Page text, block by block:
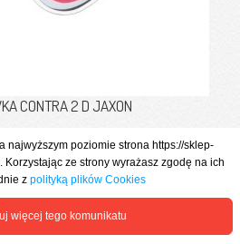
CONTRA 2 D JAXON
6,72 zł
więcej
najwyższym poziomie strona https://sklep-
ze strony wyrażasz zgodę na ich
zpolityką plików Cookies
więcej tego komunikatu